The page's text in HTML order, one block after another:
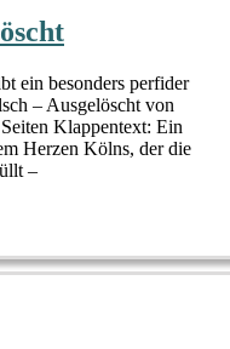
ein besonders perfider
– Ausgelöscht von
Klappentext: Ein
Herzen Kölns, der die
–